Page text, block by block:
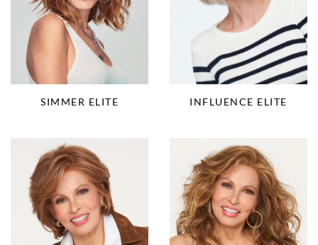
SIMMER ELITE INFLUENCE ELITE